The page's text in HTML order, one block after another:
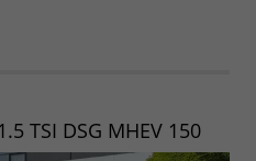
TSI DSG MHEV 150